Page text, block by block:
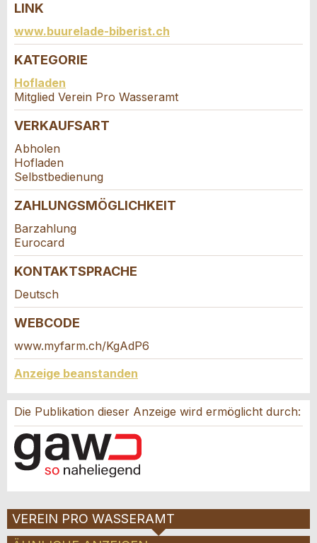
* Eingabe erforderlich
Zur Qualitätssicherung wird eine Kopie der E-Mail
an guidle übermittelt.
NACHRICHT SENDEN
Schliessen
PLZ / Ort *:
E-Mail *:
Telefon *:
Nachricht:
* Pflichtfeld
Information: Zur Qualitätssicherung wird eine Kopie der
This site is protected by reCAPTCHA and the Google
PolicyandTerms of Service
SCHLIESSEN
ANMELDEN
Kontakt
Verfassen Sie eine Nachricht für die
Kontaktpersonen dieser Anzeige.
Adresse
Nachricht
* Eingabe erforderlich
LINK
www.buurelade-biberist.ch
KATEGORIE
Hofladen
Mitglied Verein Pro Wasseramt
VERKAUFSART
Abholen
Hofladen
Selbstbedienung
ZAHLUNGSMÖGLICHKEIT
Barzahlung
Eurocard
KONTAKTSPRACHE
Deutsch
WEBCODE
www.myfarm.ch/KgAdP6
Anzeige beanstanden
Die Publikation dieser Anzeige wird ermöglicht durch:
VEREIN PRO WASSERAMT